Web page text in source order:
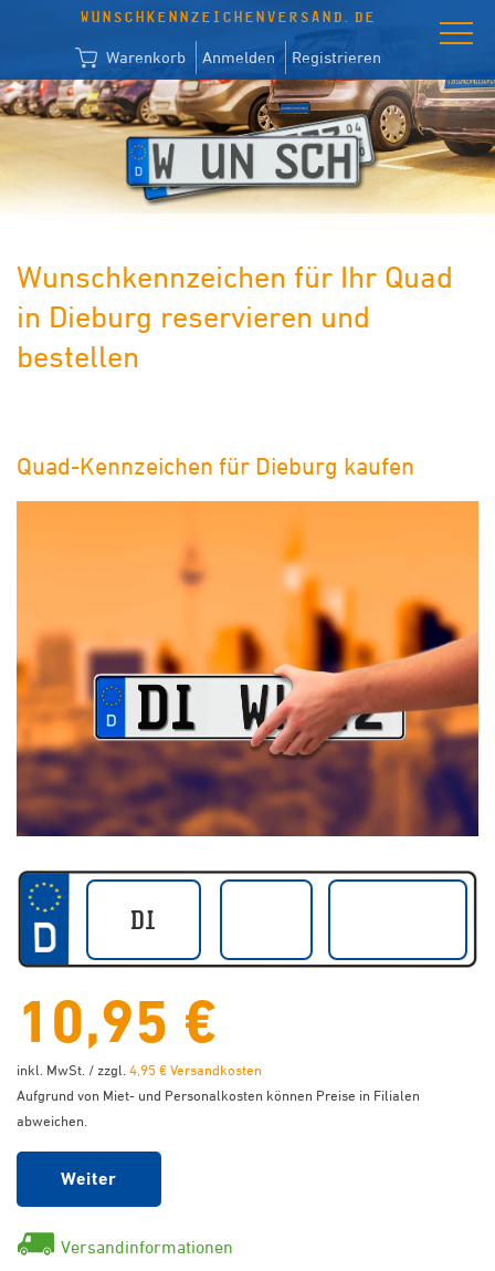
WUNSCHKENNZEICHENVERSAND.DE
Warenkorb Anmelden Registrieren
Wunschkennzeichen für Ihr Quad
in Dieburg reservieren und
bestellen
Quad-Kennzeichen für Dieburg kaufen
10,95 €
inkl. MwSt. / zzgl. 4,95 € Versandkosten
Aufgrund von Miet- und Personalkosten können Preise in Filialen
abweichen.
Weiter
Versandinformationen